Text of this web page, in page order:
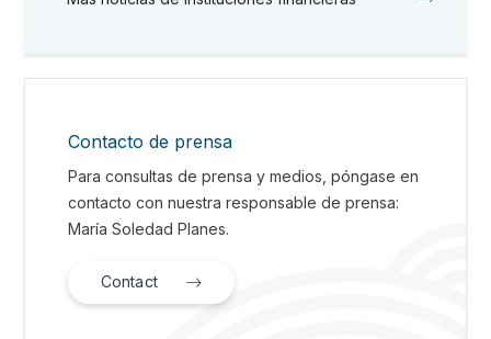
Contacto de prensa
Para consultas de prensa y medios, póngase en
contacto con nuestra responsable de prensa:
María Soledad Planes.
Contact